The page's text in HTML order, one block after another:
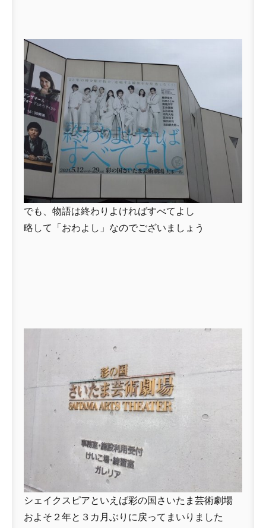
でも、物語は終わりよければすべてよし
略して「おわよし」なのでございましょう
シェイクスピアといえば彩の国さいたま芸術劇場
およそ２年と３カ月ぶりに戻ってまいりました